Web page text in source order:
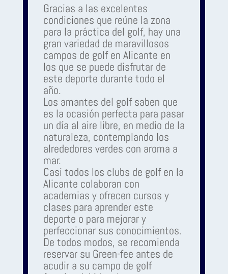
Gracias a las excelentes
condiciones que reúne la zona
para la práctica del golf, hay una
gran variedad de maravillosos
campos de golf en Alicante en
los que se puede disfrutar de
este deporte durante todo el
año.
Los amantes del golf saben que
es la ocasión perfecta para pasar
un día al aire libre, en medio de la
naturaleza, contemplando los
alrededores verdes con aroma a
mar.
Casi todos los clubs de golf en la
Alicante colaboran con
academias y ofrecen cursos y
clases para aprender este
deporte o para mejorar y
perfeccionar sus conocimientos.
De todos modos, se recomienda
reservar su Green-fee antes de
acudir a su campo de golf